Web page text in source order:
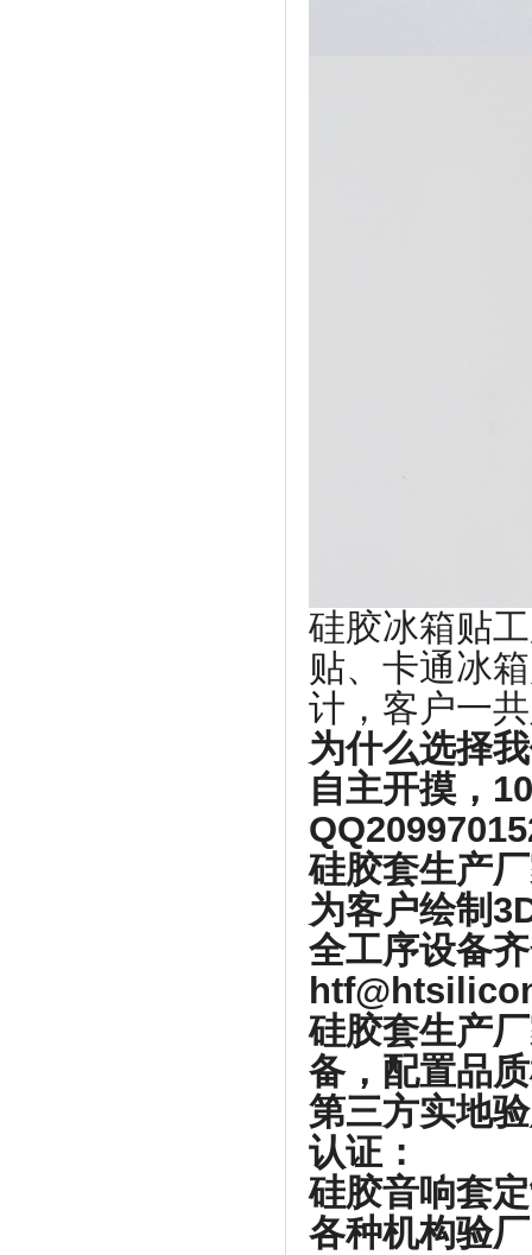
硅胶冰箱贴
贴、卡通冰
计，客户一
为什么选择
自主开摸，
硅胶套生产
为客户绘制
全工序设备
硅胶套生产
备，配置品
第三方实地
认证：
硅胶音响套
各种机构验